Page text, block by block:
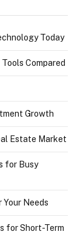
Today
Compared
Growth
Estate Market
for Busy
Needs
for Short-Term